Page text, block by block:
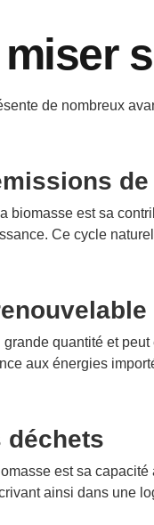
de nombreux
biomasse est sa
Ce cycle
quantité et
aux énergies
déchets
est sa
ainsi dans une